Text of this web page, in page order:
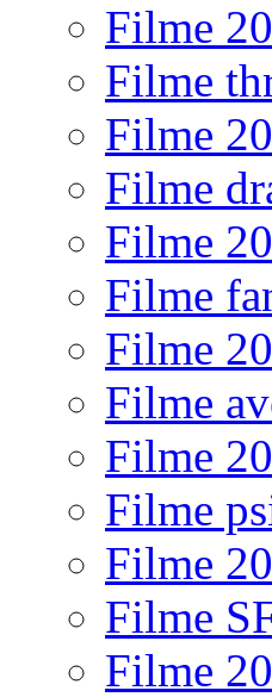
Filme
Filme
Filme
Filme
Filme
Filme
Filme
Filme
Filme
Filme
Filme
Filme
Filme